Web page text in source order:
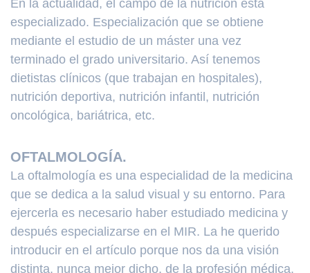
En la actualidad, el campo de la nutrición está
especializado. Especialización que se obtiene
mediante el estudio de un máster una vez
terminado el grado universitario. Así tenemos
dietistas clínicos (que trabajan en hospitales),
nutrición deportiva, nutrición infantil, nutrición
oncológica, bariátrica, etc.
OFTALMOLOGÍA.
La oftalmología es una especialidad de la medicina
que se dedica a la salud visual y su entorno. Para
ejercerla es necesario haber estudiado medicina y
después especializarse en el MIR. La he querido
introducir en el artículo porque nos da una visión
distinta, nunca mejor dicho, de la profesión médica.